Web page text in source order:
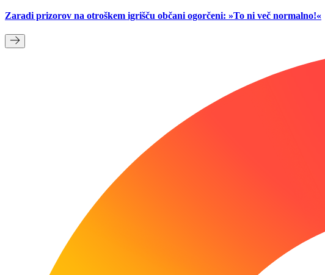
Zaradi prizorov na otroškem igrišču občani ogorčeni: »To ni več normalno!«